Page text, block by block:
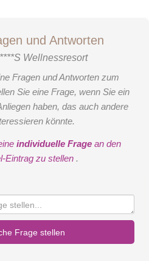
und Antworten
Wellnessresort
Fragen und Antworten zum
Sie eine Frage, wenn Sie ein
haben, das auch andere
könnte.
individuelle Frage an den
Eintrag zu stellen .
Frage stellen